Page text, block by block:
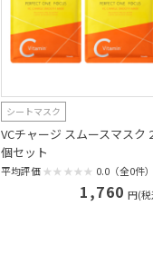
シートマスク
VCチャージ スムースマスク
個セット
平均評価 0.0（全0件）
1,760 円(